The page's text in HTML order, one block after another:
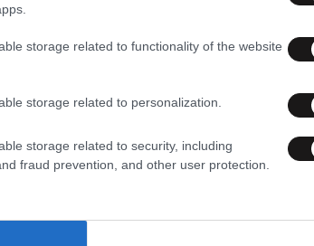
storage related to functionality of the website
storage related to personalization.
storage related to security, including
fraud prevention, and other user protection.
ντοκουμέντο από τη
Ο 20χρονος φτάνει με
όχημα στο ραντεβού
και